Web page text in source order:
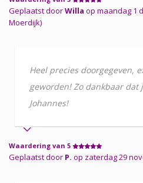
Geplaatst doorWilla op maandag 1
Moerdijk)
Heel precies doorgegeven,
geworden! Zo dankbaar dat
Johannes!
Waardering van 5
Geplaatst door P. op zaterdag 29